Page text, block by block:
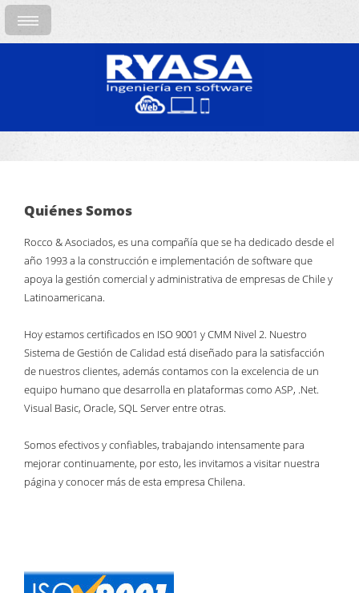
Quiénes Somos
Rocco & Asociados, es una compañía que se ha dedicado desde el
año 1993 a la construcción e implementación de software que
apoya la gestión comercial y administrativa de empresas de Chile y
Latinoamericana.
Hoy estamos certificados en ISO 9001 y CMM Nivel 2. Nuestro
Sistema de Gestión de Calidad está diseñado para la satisfacción
de nuestros clientes, además contamos con la excelencia de un
equipo humano que desarrolla en plataformas como ASP, .Net.
Visual Basic, Oracle, SQL Server entre otras.
Somos efectivos y confiables, trabajando intensamente para
mejorar continuamente, por esto, les invitamos a visitar nuestra
página y conocer más de esta empresa Chilena.